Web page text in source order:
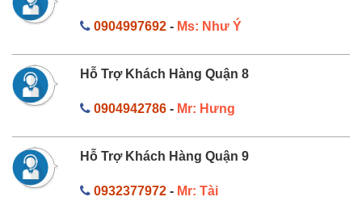
0904997692- Ms: Như Ý
Hỗ Trợ Khách Hàng Quận 8
0904942786- Mr: Hưng
Hỗ Trợ Khách Hàng Quận 9
0932377972- Mr: Tài